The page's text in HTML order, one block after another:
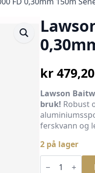
pris
var:
kr
kr 479,20
pris
er:
kr
Lawson
bruk! Robust
ferskvann og
2 på lager
Lawson
Baitwinder